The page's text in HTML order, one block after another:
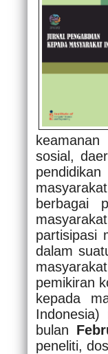
sosial,
berbagai
partisipasi
dalam
pemikiran
kepada
Indonesia)
bulan
peneliti,